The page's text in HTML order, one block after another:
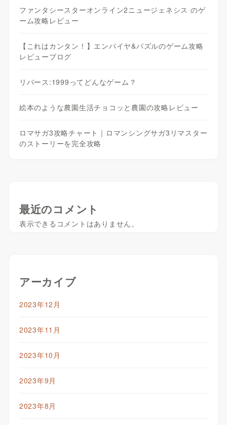
ファンタシースターオンライン2ニュージェネシス のゲ
ーム攻略レビュー
【これはカンタン！】エンパイヤ&パズルのゲーム攻略
レビューブログ
リバース:1999ってどんなゲーム？
絵本のような農園生活チョコッと農園の攻略レビュー
ロマサガ3攻略チャート｜ロマンシングサガ3リマスター
のストーリーを完全攻略
最近のコメント
表示できるコメントはありません。
アーカイブ
2023年12月
2023年11月
2023年10月
2023年9月
2023年8月